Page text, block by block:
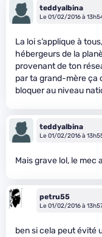
teddyalbina
Le 01/02/2016 à
La loi s’applique à
hébergeurs de la
provenant de ton
par ta grand-mère ça
bloquer au niveau
teddyalbina
Le 01/02/2016 à
Mais grave lol, le mec
petru55
Le 01/02/2016 à
ben si cela peut évité